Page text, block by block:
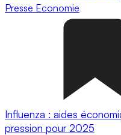
Presse Economie
Influenza : aides
pression pour 2025